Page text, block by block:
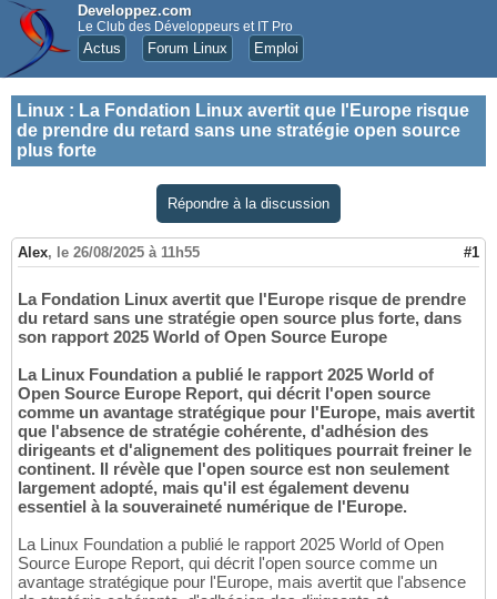
Developpez.com
Le Club des Développeurs et IT Pro
Actus Forum Linux Emploi
Linux : La Fondation Linux avertit que l'Europe risque
de prendre du retard sans une stratégie open source
plus forte
Répondre à la discussion
Alex, le 26/08/2025 à 11h55 #1
La Fondation Linux avertit que l'Europe risque de prendre
du retard sans une stratégie open source plus forte, dans
son rapport 2025 World of Open Source Europe
La Linux Foundation a publié le rapport 2025 World of
Open Source Europe Report, qui décrit l'open source
comme un avantage stratégique pour l'Europe, mais avertit
que l'absence de stratégie cohérente, d'adhésion des
dirigeants et d'alignement des politiques pourrait freiner le
continent. Il révèle que l'open source est non seulement
largement adopté, mais qu'il est également devenu
essentiel à la souveraineté numérique de l'Europe.
La Linux Foundation a publié le rapport 2025 World of Open
Source Europe Report, qui décrit l'open source comme un
avantage stratégique pour l'Europe, mais avertit que l'absence